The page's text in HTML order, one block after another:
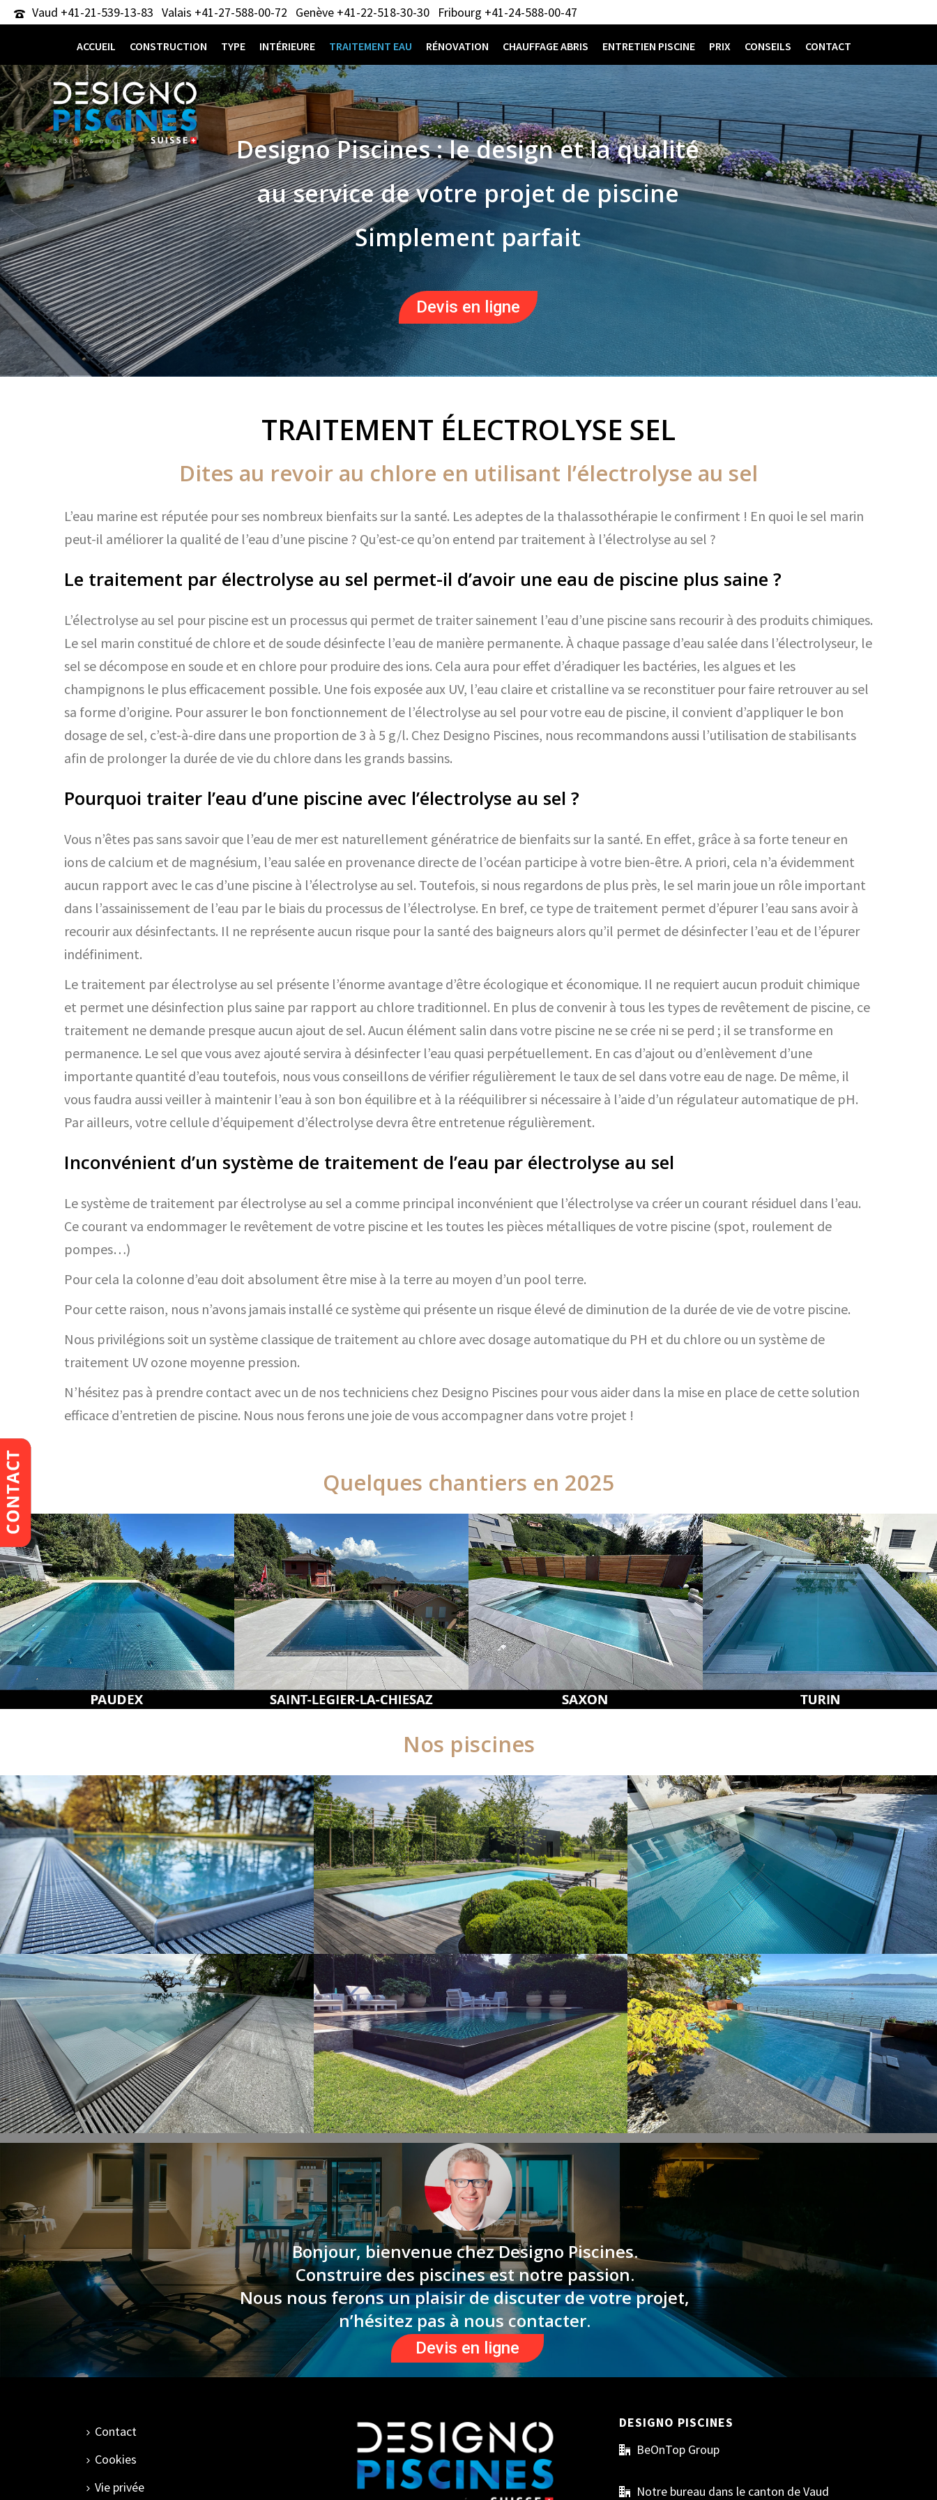
Vaud +41-21-539-13-83 Valais +41-27-588-00-72 Genève +41-22-518-30-30 Fribourg +41-24-588-00-47
ACCUEIL CONSTRUCTION TYPE INTÉRIEURE TRAITEMENT EAU RÉNOVATION CHAUFFAGE ABRIS ENTRETIEN PISCINE PRIX CONSEILS CONTACT
Designo Piscines : le design et la qualité
au service de votre projet de piscine
Simplement parfait
Devis en ligne
TRAITEMENT ÉLECTROLYSE SEL
Dites au revoir au chlore en utilisant l’électrolyse au sel
L’eau marine est réputée pour ses nombreux bienfaits sur la santé. Les adeptes de la thalassothérapie le confirment ! En quoi le sel marin
peut-il améliorer la qualité de l’eau d’une piscine ? Qu’est-ce qu’on entend par traitement à l’électrolyse au sel ?
Le traitement par électrolyse au sel permet-il d’avoir une eau de piscine plus saine ?
L’électrolyse au sel pour piscine est un processus qui permet de traiter sainement l’eau d’une piscine sans recourir à des produits chimiques.
Le sel marin constitué de chlore et de soude désinfecte l’eau de manière permanente. À chaque passage d’eau salée dans l’électrolyseur, le
sel se décompose en soude et en chlore pour produire des ions. Cela aura pour effet d’éradiquer les bactéries, les algues et les
champignons le plus efficacement possible. Une fois exposée aux UV, l’eau claire et cristalline va se reconstituer pour faire retrouver au sel
sa forme d’origine. Pour assurer le bon fonctionnement de l’électrolyse au sel pour votre eau de piscine, il convient d’appliquer le bon
dosage de sel, c’est-à-dire dans une proportion de 3 à 5 g/l. Chez Designo Piscines, nous recommandons aussi l’utilisation de stabilisants
afin de prolonger la durée de vie du chlore dans les grands bassins.
Pourquoi traiter l’eau d’une piscine avec l’électrolyse au sel ?
Vous n’êtes pas sans savoir que l’eau de mer est naturellement génératrice de bienfaits sur la santé. En effet, grâce à sa forte teneur en
ions de calcium et de magnésium, l’eau salée en provenance directe de l’océan participe à votre bien-être. A priori, cela n’a évidemment
aucun rapport avec le cas d’une piscine à l’électrolyse au sel. Toutefois, si nous regardons de plus près, le sel marin joue un rôle important
dans l’assainissement de l’eau par le biais du processus de l’électrolyse. En bref, ce type de traitement permet d’épurer l’eau sans avoir à
recourir aux désinfectants. Il ne représente aucun risque pour la santé des baigneurs alors qu’il permet de désinfecter l’eau et de l’épurer
indéfiniment.
Le traitement par électrolyse au sel présente l’énorme avantage d’être écologique et économique. Il ne requiert aucun produit chimique
et permet une désinfection plus saine par rapport au chlore traditionnel. En plus de convenir à tous les types de revêtement de piscine, ce
traitement ne demande presque aucun ajout de sel. Aucun élément salin dans votre piscine ne se crée ni se perd ; il se transforme en
permanence. Le sel que vous avez ajouté servira à désinfecter l’eau quasi perpétuellement. En cas d’ajout ou d’enlèvement d’une
importante quantité d’eau toutefois, nous vous conseillons de vérifier régulièrement le taux de sel dans votre eau de nage. De même, il
vous faudra aussi veiller à maintenir l’eau à son bon équilibre et à la rééquilibrer si nécessaire à l’aide d’un régulateur automatique de pH.
Par ailleurs, votre cellule d’équipement d’électrolyse devra être entretenue régulièrement.
Inconvénient d’un système de traitement de l’eau par électrolyse au sel
Le système de traitement par électrolyse au sel a comme principal inconvénient que l’électrolyse va créer un courant résiduel dans l’eau.
Ce courant va endommager le revêtement de votre piscine et les toutes les pièces métalliques de votre piscine (spot, roulement de
pompes…)
Pour cela la colonne d’eau doit absolument être mise à la terre au moyen d’un pool terre.
Pour cette raison, nous n’avons jamais installé ce système qui présente un risque élevé de diminution de la durée de vie de votre piscine.
Nous privilégions soit un système classique de traitement au chlore avec dosage automatique du PH et du chlore ou un système de
traitement UV ozone moyenne pression.
N’hésitez pas à prendre contact avec un de nos techniciens chez Designo Piscines pour vous aider dans la mise en place de cette solution
efficace d’entretien de piscine. Nous nous ferons une joie de vous accompagner dans votre projet !
Quelques chantiers en 2025
Nos piscines
Nos piscines Nos piscines Nos piscines
Nos piscines Nos piscines Nos piscines
Bonjour, bienvenue chez Designo Piscines.
Construire des piscines est notre passion.
Nous nous ferons un plaisir de discuter de votre projet,
n’hésitez pas à nous contacter.
Devis en ligne
Contact
Cookies
Vie privée
DESIGNO PISCINES
BeOnTop Group
Notre bureau dans le canton de Vaud